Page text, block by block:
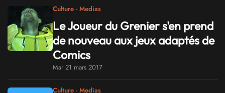
Culture - Medias
Le Joueur du Grenier s'en prend
de nouveau aux jeux adaptés de
Comics
Mar 21 mars 2017
Culture - Medias